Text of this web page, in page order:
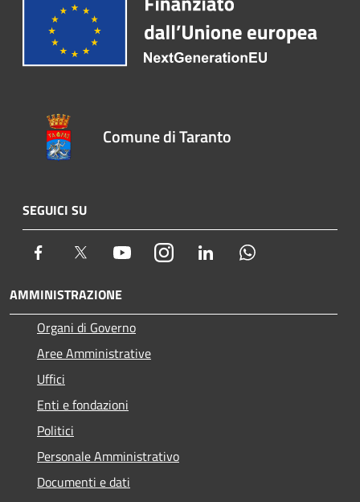
Comune di Taranto
SEGUICI SU
Facebook Twitter YoutubeInstagram LinkedIn
AMMINISTRAZIONE
Organi di Governo
Aree Amministrative
Uffici
Enti e fondazioni
Politici
Personale Amministrativo
Documenti e dati